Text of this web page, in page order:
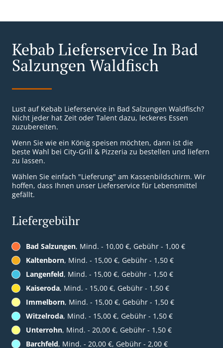
Kebab Lieferservice In Bad
Salzungen Waldfisch
Lust auf Kebab Lieferservice in Bad Salzungen Waldfisch?
Nicht jeder hat Zeit oder Talent dazu, leckeres Essen
zuzubereiten.
Wenn Sie wie ein König speisen möchten, dann ist die
beste Wahl bei City-Grill & Pizzeria zu bestellen und liefern
zu lassen.
Wählen Sie einfach "Lieferung" am Kassenbildschirm. Wir
hoffen, dass Ihnen unser Lieferservice für Lebensmittel
gefällt.
Liefergebühr
Bad Salzungen, Mind. - 10,00 €, Gebühr - 1,00 €
Kaltenborn, Mind. - 15,00 €, Gebühr - 1,50 €
Langenfeld, Mind. - 15,00 €, Gebühr - 1,50 €
Kaiseroda, Mind. - 15,00 €, Gebühr - 1,50 €
Immelborn, Mind. - 15,00 €, Gebühr - 1,50 €
Witzelroda, Mind. - 15,00 €, Gebühr - 1,50 €
Unterrohn, Mind. - 20,00 €, Gebühr - 1,50 €
Barchfeld, Mind. - 20,00 €, Gebühr - 2,00 €